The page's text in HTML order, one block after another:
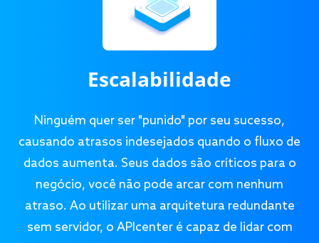
Escalabilidade
Ninguém quer ser "punido" por seu sucesso,
causando atrasos indesejados quando o fluxo de
dados aumenta. Seus dados são críticos para o
negócio, você não pode arcar com nenhum
atraso. Ao utilizar uma arquitetura redundante
sem servidor, o APIcenter é capaz de lidar com